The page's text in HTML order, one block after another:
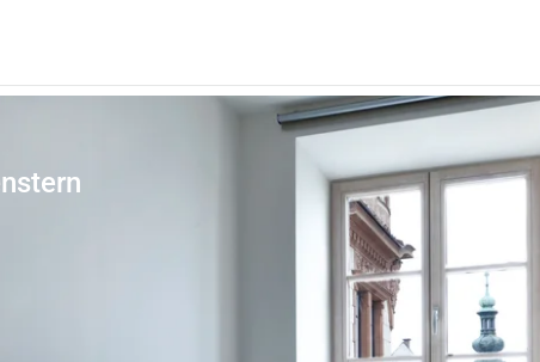
Sonnenschutz und Zubehör